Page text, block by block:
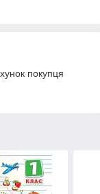
покупця